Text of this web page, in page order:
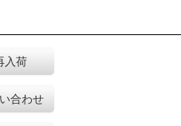
入荷
合わせ